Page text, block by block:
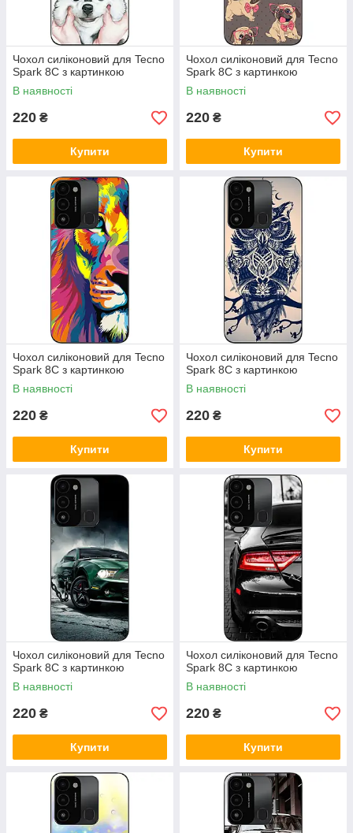
Чохол силіконовий для Tecno
Spark 8C з картинкою
В наявності
220 ₴
Купити
Чохол силіконовий для Tecno
Spark 8C з картинкою
В наявності
220 ₴
Купити
Чохол силіконовий для Tecno
Spark 8C з картинкою
В наявності
220 ₴
Купити
Чохол силіконовий для Tecno
Spark 8C з картинкою
В наявності
220 ₴
Купити
Чохол силіконовий для Tecno
Spark 8C з картинкою
В наявності
220 ₴
Купити
Чохол силіконовий для Tecno
Spark 8C з картинкою
В наявності
220 ₴
Купити